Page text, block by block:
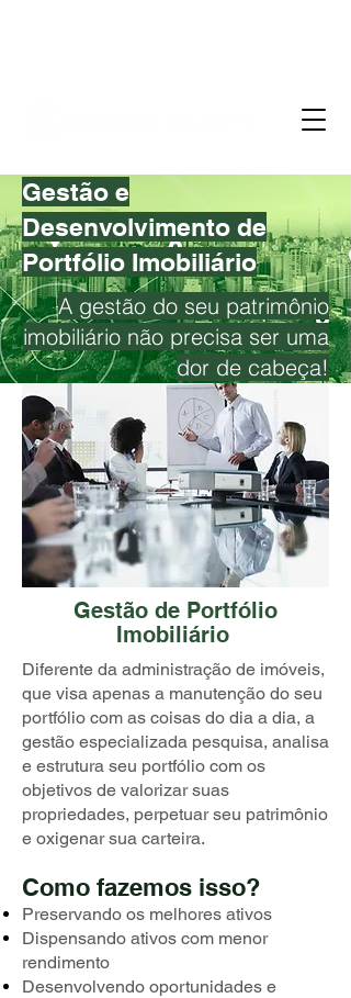
Gestão e
Desenvolvimento de
Portfólio Imobiliário
A gestão do seu patrimônio
imobiliário não precisa ser uma
dor de cabeça!
Gestão de Portfólio
Imobiliário
Diferente da administração de imóveis,
que visa apenas a manutenção do seu
portfólio com as coisas do dia a dia, a
gestão especializada pesquisa, analisa
e estrutura seu portfólio com os
objetivos de valorizar suas
propriedades, perpetuar seu patrimônio
e oxigenar sua carteira.
Como fazemos isso?
Preservando os melhores ativos
Dispensando ativos com menor
rendimento
Desenvolvendo oportunidades e